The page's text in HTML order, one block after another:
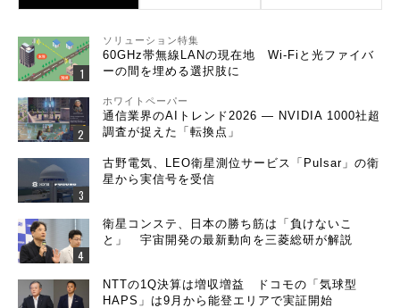
ソリューション特集
60GHz帯無線LANの現在地 Wi-Fiと光ファイバ
ーの間を埋める選択肢に
ホワイトペーパー
通信業界のAIトレンド2026 ― NVIDIA 1000社超
調査が捉えた「転換点」
古野電気、LEO衛星測位サービス「Pulsar」の衛
星から実信号を受信
衛星コンステ、日本の勝ち筋は「負けないこ
と」 宇宙開発の最新動向を三菱総研が解説
NTTの1Q決算は増収増益 ドコモの「気球型
HAPS」は9月から能登エリアで実証開始